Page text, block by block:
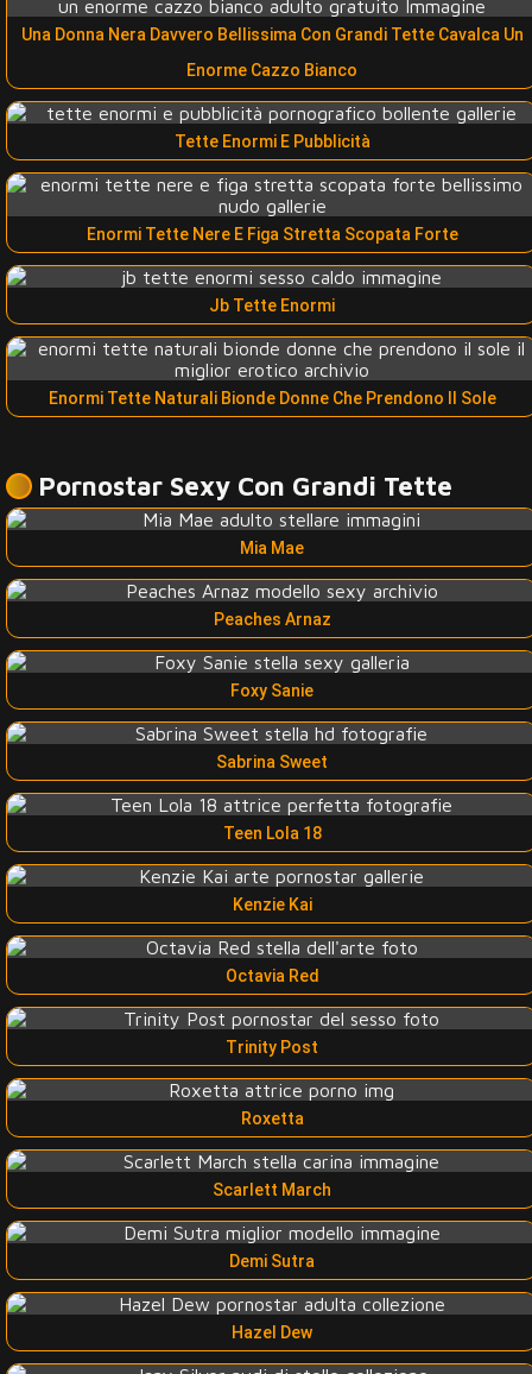
Una Donna Nera Davvero Bellissima Con Grandi Tette Cavalca Un
Enorme Cazzo Bianco
Tette Enormi E Pubblicità
Enormi Tette Nere E Figa Stretta Scopata Forte
Jb Tette Enormi
Enormi Tette Naturali Bionde Donne Che Prendono Il Sole
Pornostar Sexy Con Grandi Tette
Mia Mae
Peaches Arnaz
Foxy Sanie
Sabrina Sweet
Teen Lola 18
Kenzie Kai
Octavia Red
Trinity Post
Roxetta
Scarlett March
Demi Sutra
Hazel Dew